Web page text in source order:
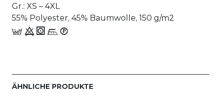
Gr.: XS – 4XL
55% Polyester, 45% Baumwolle, 150 g/m2
c 9 1 n_W
ÄHNLICHE PRODUKTE